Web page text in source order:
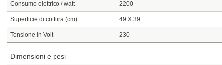
Consumo elettrico / watt 2200
Superficie di cottura (cm) 49 X 39
Tensione in Volt 230
Dimensioni e pesi